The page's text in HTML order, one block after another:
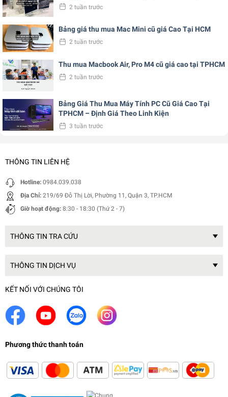
2 tuần trước
Bảng giá thu mua Mac Mini cũ giá Cao Tại HCM
2 tuần trước
Thu mua Macbook Air, Pro M4 cũ giá cao tại TPHCM
2 tuần trước
Bảng Giá Thu Mua Máy Tính PC Cũ Giá Cao Tại
TPHCM – Định Giá Theo Linh Kiện
3 tuần trước
THÔNG TIN LIÊN HỆ
Hotline: 0984.039.038
Địa Chỉ: 219/69 Đỗ Thị Lời, Phường 11, Quận 3, TP.HCM
Giờ hoạt động: 8:30 - 18:30 (Thứ 2 - 7)
THÔNG TIN TRA CỨU
THÔNG TIN DỊCH VỤ
KẾT NỐI VỚI CHÚNG TÔI
Phương thức thanh toán